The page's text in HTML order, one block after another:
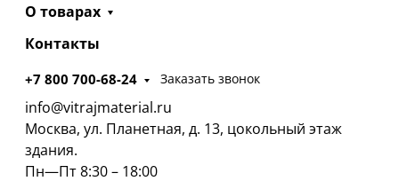
О товарах
Контакты
+7 800 700-68-24 Заказать звонок
info@vitrajmaterial.ru
Москва, ул. Планетная, д. 13, цокольный этаж
здания.
Пн—Пт 8:30 – 18:00